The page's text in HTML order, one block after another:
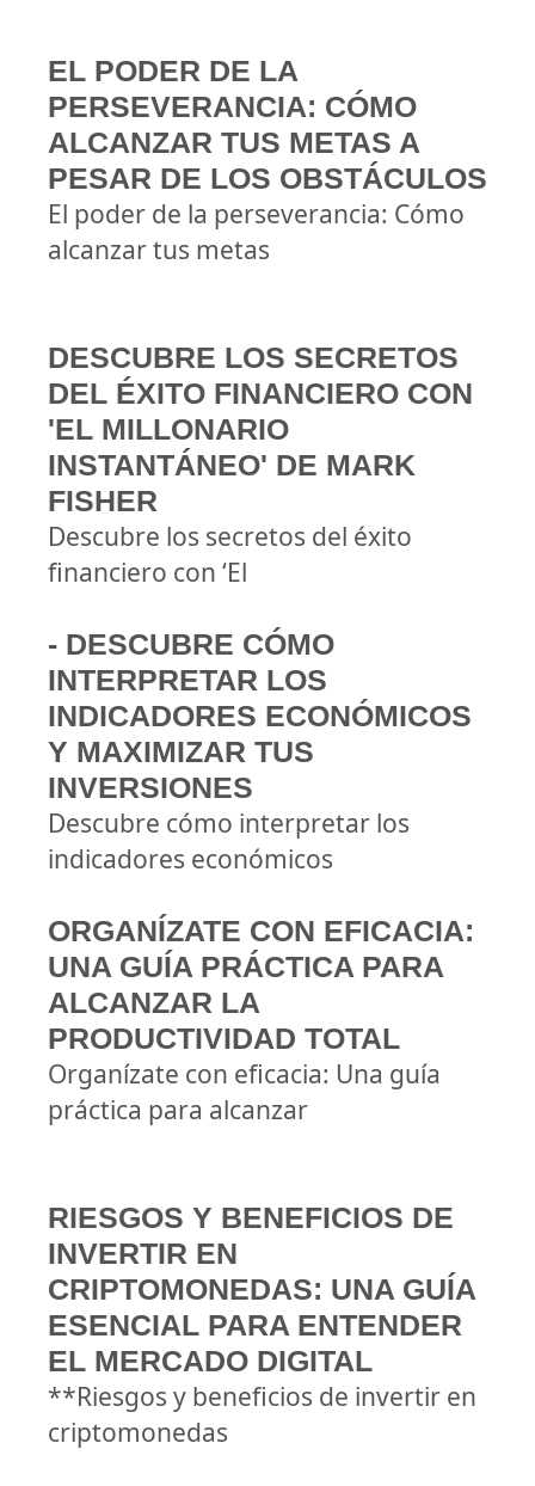
EL PODER DE LA
PERSEVERANCIA: CÓMO
ALCANZAR TUS METAS A
PESAR DE LOS OBSTÁCULOS
El poder de la perseverancia: Cómo
alcanzar tus metas
DESCUBRE LOS SECRETOS
DEL ÉXITO FINANCIERO CON
'EL MILLONARIO
INSTANTÁNEO' DE MARK
FISHER
Descubre los secretos del éxito
financiero con ‘El
- DESCUBRE CÓMO
INTERPRETAR LOS
INDICADORES ECONÓMICOS
Y MAXIMIZAR TUS
INVERSIONES
Descubre cómo interpretar los
indicadores económicos
ORGANÍZATE CON EFICACIA:
UNA GUÍA PRÁCTICA PARA
ALCANZAR LA
PRODUCTIVIDAD TOTAL
Organízate con eficacia: Una guía
práctica para alcanzar
RIESGOS Y BENEFICIOS DE
INVERTIR EN
CRIPTOMONEDAS: UNA GUÍA
ESENCIAL PARA ENTENDER
EL MERCADO DIGITAL
**Riesgos y beneficios de invertir en
criptomonedas